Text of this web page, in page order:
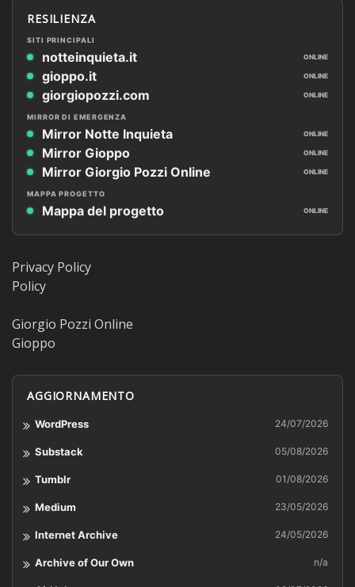
RESILIENZA
SITI PRINCIPALI
notteinquieta.it ONLINE
gioppo.it ONLINE
giorgiopozzi.com ONLINE
MIRROR DI EMERGENZA
Mirror Notte Inquieta ONLINE
Mirror Gioppo ONLINE
Mirror Giorgio Pozzi Online ONLINE
MAPPA PROGETTO
Mappa del progetto ONLINE
Privacy Policy
Policy
Giorgio Pozzi Online
Gioppo
AGGIORNAMENTO
WordPress 24/07/2026
Substack 05/08/2026
Tumblr 01/08/2026
Medium 23/05/2026
Internet Archive 24/05/2026
Archive of Our Own n/a